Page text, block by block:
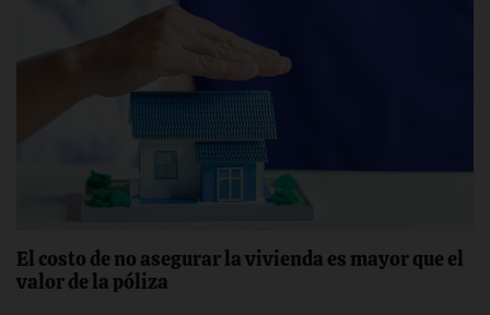
El costo de no asegurar la vivienda es mayor que el
valor de la póliza